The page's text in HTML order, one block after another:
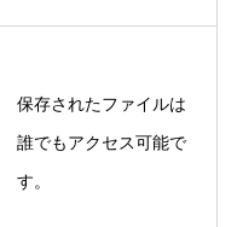
保存されたファイルは
誰でもアクセス可能で
す。